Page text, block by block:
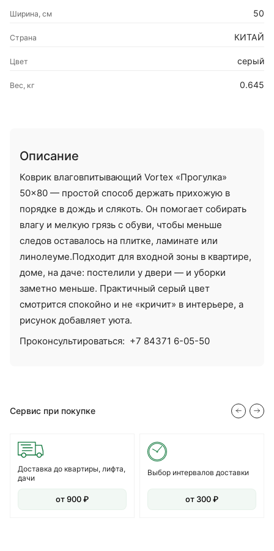
Ширина, см 50
Страна КИТАЙ
Цвет серый
Вес, кг 0.645
Описание
Коврик влаговпитывающий Vortex «Прогулка»
50×80 — простой способ держать прихожую в
порядке в дождь и слякоть. Он помогает собирать
влагу и мелкую грязь с обуви, чтобы меньше
следов оставалось на плитке, ламинате или
линолеуме.Подходит для входной зоны в квартире,
доме, на даче: постелили у двери — и уборки
заметно меньше. Практичный серый цвет
смотрится спокойно и не «кричит» в интерьере, а
рисунок добавляет уюта.
Проконсультироваться: +7 84371 6-05-50
Сервис при покупке
Доставка до квартиры, лифта,
дачи
от 900 ₽
Выбор интервалов доставки
от 300 ₽